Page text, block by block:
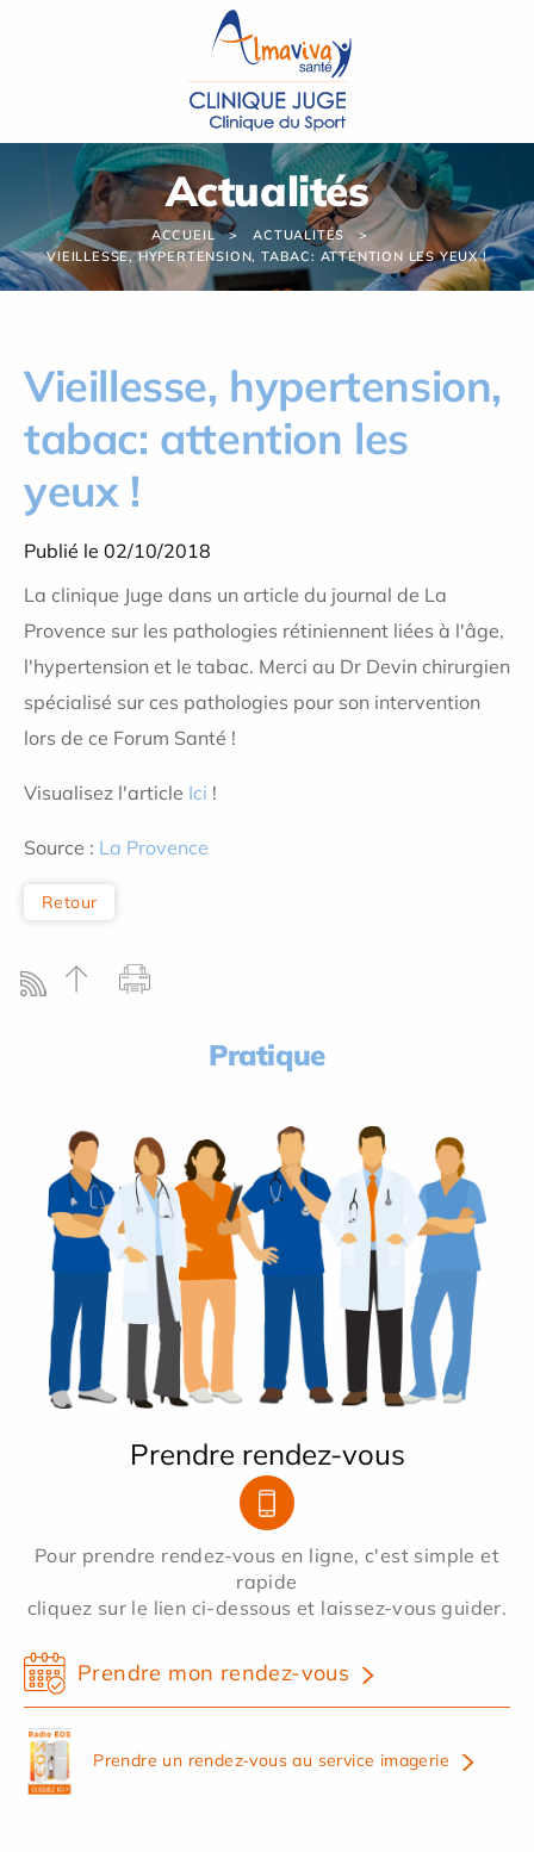
Actualités
ACCUEIL
ACTUALITÉS
VIEILLESSE, HYPERTENSION, TABAC: ATTENTION LES YEUX !
Vieillesse, hypertension,
tabac: attention les
yeux !
Publié le 02/10/2018
La clinique Juge dans un article du journal de La
Provence sur les pathologies rétiniennent liées à l'âge,
l'hypertension et le tabac. Merci au Dr Devin chirurgien
spécialisé sur ces pathologies pour son intervention
lors de ce Forum Santé !
Visualisez l'article Ici !
Source : La Provence
Retour
Pratique
Prendre rendez-vous
Pour prendre rendez-vous en ligne, c'est simple et
rapide
cliquez sur le lien ci-dessous et laissez-vous guider.
Prendre mon rendez-vous
Prendre un rendez-vous au service imagerie
Panneau de gestion des cookies